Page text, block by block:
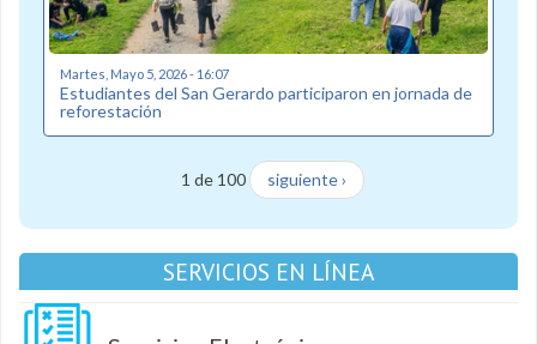
Martes, Mayo 5, 2026 - 16:07
Estudiantes del San Gerardo participaron en jornada de
reforestación
1 de 100 siguiente ›
SERVICIOS EN LÍNEA